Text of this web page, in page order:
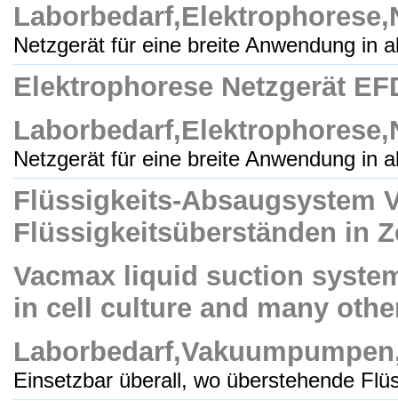
Netzgerät für eine breite Anwendung in
Elektrophorese Netzgerät
Netzgerät für eine breite Anwendung in
Flüssigkeits-Absaugsystem
Flüssigkeitsüberständen in
Vacmax liquid suction
in cell culture and many
Einsetzbar überall, wo überstehende